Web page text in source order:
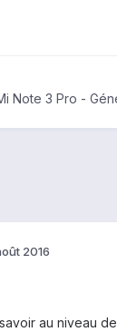
Note 3 Pro -
2016
au niveau